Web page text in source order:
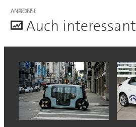
ANZEIGE
Auch interessant